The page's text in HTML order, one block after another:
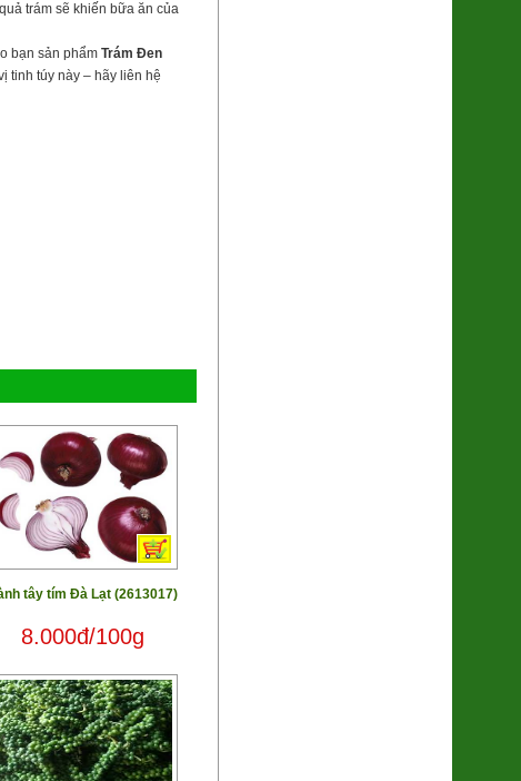
trám sẽ khiến bữa ăn của
bạn sản phẩm Trám Đen
tinh túy này – hãy liên hệ
tây tím Đà Lạt (2613017)
8.000đ/100g